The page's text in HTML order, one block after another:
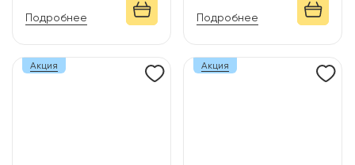
Подробнее Подробнее
Акция Акция